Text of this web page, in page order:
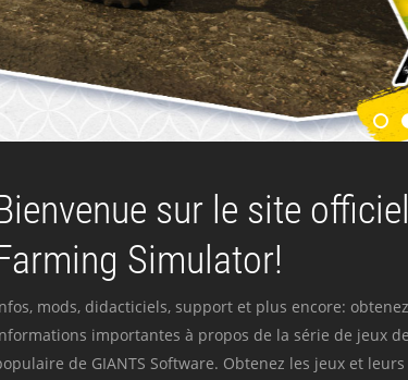
sur le site
Simulator!
mods, didacticiels, support et plus encore:
importantes à propos de la série de jeux
de GIANTS Software. Obtenez les jeux et